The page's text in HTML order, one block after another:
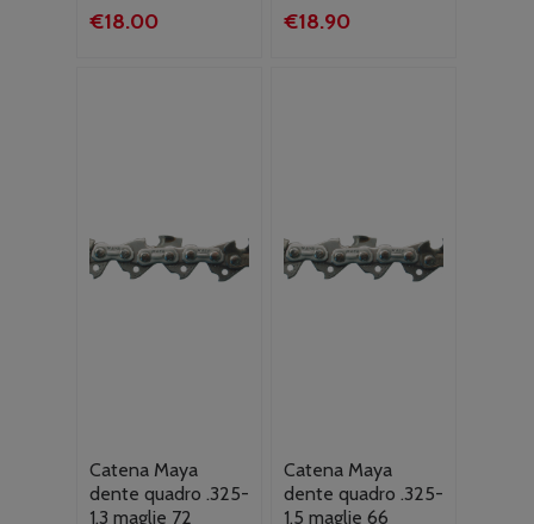
€18.00 €18.90
Catena Maya
dente quadro .325-
1,3 maglie 72
Catena Maya
dente quadro .325-
1,5 maglie 66